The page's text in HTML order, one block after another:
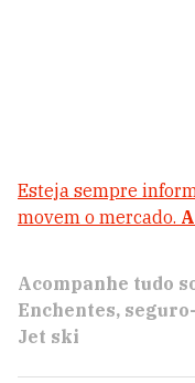
Esteja sempre
movem o mercado.
Acompanhe tudo
Enchentes
Jet ski